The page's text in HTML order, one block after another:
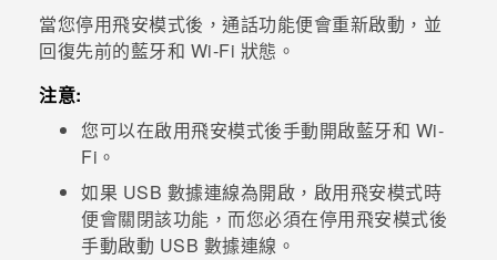
焦點訊息
銷售門市
銷售通路
支援服務
VIVELAND
當您停用飛安模式後，通話功能便會重新啟動，並
回復先前的藍牙和 Wi-Fi 狀態。
注意:
您可以在啟用飛安模式後手動開啟藍牙和 Wi-
Fi 。
如果 USB 數據連線為開啟，啟用飛安模式時
便會關閉該功能，而您必須在停用飛安模式後
手動啟動 USB 數據連線。